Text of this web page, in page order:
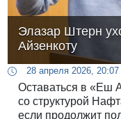
Элазар Штерн
Айзенкоту
28 апреля 2026, 20:07
Оставаться в «Еш
со структурой
если продолжит